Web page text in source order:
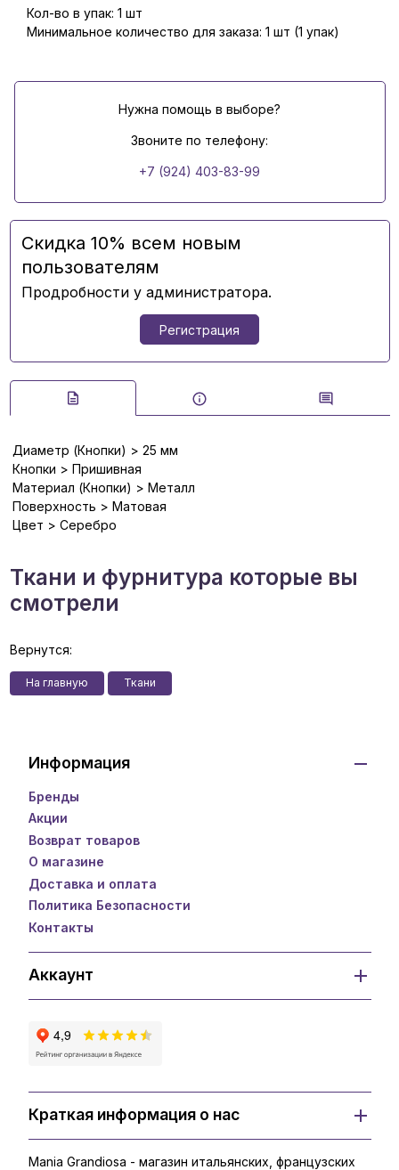
Кол-во в упак: 1 шт
Минимальное количество для заказа: 1 шт (1 упак)
Нужна помощь в выборе?
Звоните по телефону:
+7 (924) 403-83-99
Скидка 10% всем новым
пользователям
Продробности у администратора.
Регистрация
Диаметр (Кнопки) > 25 мм
Кнопки > Пришивная
Материал (Кнопки) > Металл
Поверхность > Матовая
Цвет > Серебро
Ткани и фурнитура которые вы
смотрели
Вернутся:
На главную Ткани
Информация
Бренды
Акции
Возврат товаров
О магазине
Доставка и оплата
Политика Безопасности
Контакты
Аккаунт
Краткая информация о нас
Mania Grandiosa - магазин итальянских, французских